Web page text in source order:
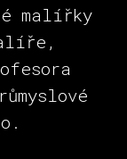
malířky